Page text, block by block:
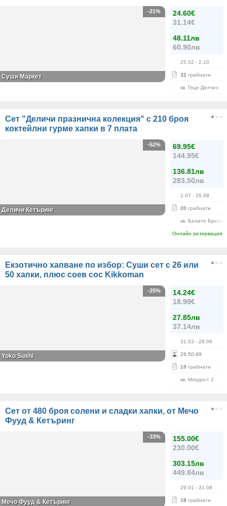
24.60€
31.14€
48.11лв
60.90лв
25.02 - 2.10
32 грабнати
кв. Гоце Делчев
-21%
Суши Маркет
Сет "Деличи празнична колекция" с 210 броя
коктейлни гурме хапки в 7 плата
69.95€
144.95€
136.81лв
283.50лв
2.07 - 26.09
20 грабнати
кв. Белите Брези
Онлайн резервация
-52%
Деличи Кетъринг
Екзотично хапване по избор: Суши сет с 26 или
50 хапки, плюс соев сос Kikkoman
14.24€
18.99€
27.85лв
37.14лв
31.03 - 28.08
26:50:48
19 грабнати
кв. Младост 2
-25%
Yoko Sushi
Сет от 480 броя солени и сладки хапки, от Мечо
Фууд & Кетъринг
155.00€
230.00€
303.15лв
449.84лв
29.01 - 31.08
18 грабнати
-33%
Мечо Фууд & Кетъринг